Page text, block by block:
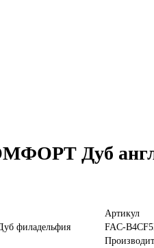
Дуб
Артикул
FAC-